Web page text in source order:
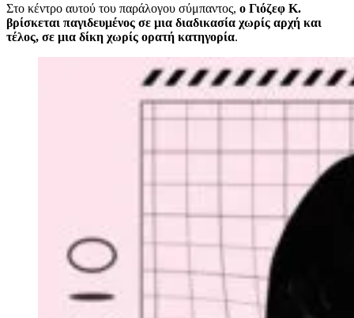
Στο κέντρο αυτού του παράλογου σύμπαντος, ο Γιόζεφ Κ.
βρίσκεται παγιδευμένος σε μια διαδικασία χωρίς αρχή και
τέλος, σε μια δίκη χωρίς ορατή κατηγορία.